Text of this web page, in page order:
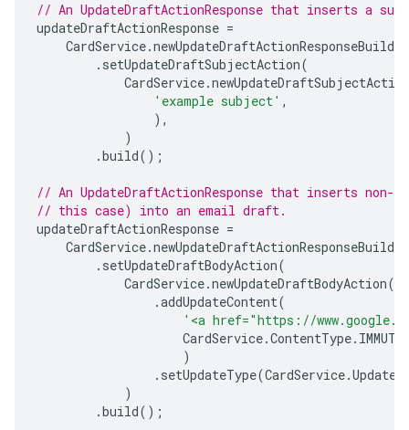
// An UpdateDraftActionResponse that inserts a
updateDraftActionResponse =
CardService.newUpdateDraftActionResponseBuilder
. setUpdateDraftSubjectAction(
CardService.newUpdateDraftSubjectAction
'example subject' ,
),
)
.build();
// An UpdateDraftActionResponse that inserts
// this case) into an email draft.
updateDraftActionResponse =
CardService.newUpdateDraftActionResponseBuilder
. setUpdateDraftBodyAction(
CardService.newUpdateDraftBodyAction()
.addUpdateContent(
'<a href="https://
CardService.ContentType.
)
. setUpdateType(CardService.
)
.build();